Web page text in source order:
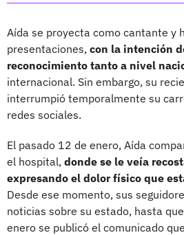
Aída se proyecta como cantante y
presentaciones, con la intención
reconocimiento tanto a nivel
internacional. Sin embargo, su
interrumpió temporalmente su
redes sociales.
El pasado 12 de enero, Aída
el hospital, donde se le veía
expresando el dolor físico que
Desde ese momento, sus
noticias sobre su estado, hasta
enero se publicó el comunicado